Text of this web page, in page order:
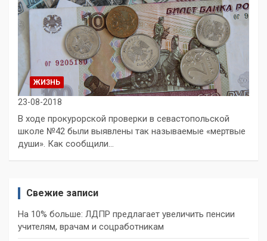
ЖИЗНЬ
23-08-2018
В ходе прокурорской проверки в севастопольской
школе №42 были выявлены так называемые «мертвые
души». Как сообщили…
Свежие записи
На 10% больше: ЛДПР предлагает увеличить пенсии
учителям, врачам и соцработникам